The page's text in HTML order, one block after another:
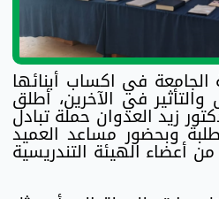
في اكساب أبنائها
في الآخرين، أطلق
زيد العدوان حملة تبادل
وبحضور مساعد العميد
أعضاء الهيئة التندريسية